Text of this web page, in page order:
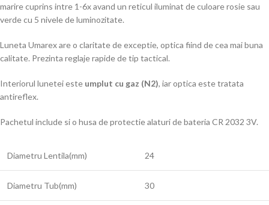
marire cuprins intre 1-6x avand un reticul iluminat de culoare rosie sau
verde cu 5 nivele de luminozitate.
Luneta Umarex are o claritate de exceptie, optica fiind de cea mai buna
calitate. Prezinta reglaje rapide de tip tactical.
Interiorul lunetei este umplut cu gaz (N2), iar optica este tratata
antireflex.
Pachetul include si o husa de protectie alaturi de bateria CR 2032 3V.
Diametru Lentila(mm) 24
Diametru Tub(mm) 30